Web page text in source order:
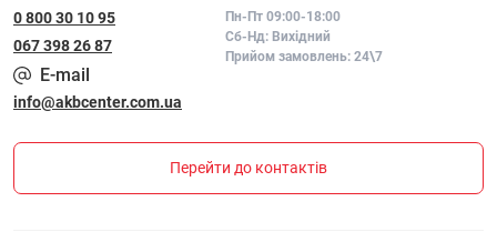
0 800 30 10 95
067 398 26 87
Пн-Пт 09:00-18:00
Сб-Нд: Вихідний
Прийом замовлень: 24\7
E-mail
info@akbcenter.com.ua
Перейти до контактів